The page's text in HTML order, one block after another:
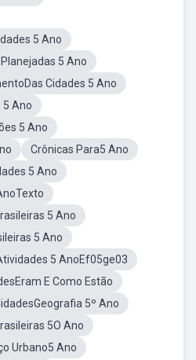
5 Ano
5 Ano
Cidades 5 Ano
5 Ano
5 Ano
Crônicas Para5 Ano
5 Ano
5 Ano
5 Ano
5 AnoEf05ge03
E Como Estão
5º Ano
5O Ano
Urbano5 Ano